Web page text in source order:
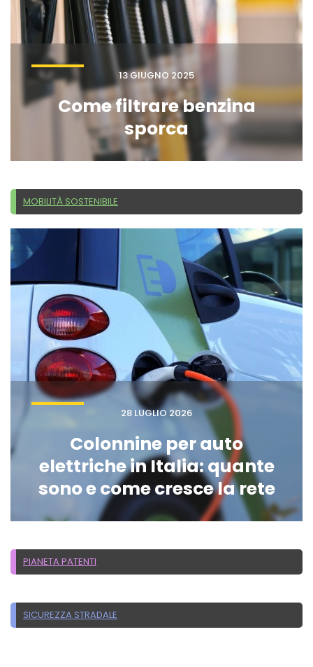
13 GIUGNO 2025
Come filtrare benzina
sporca
MOBILITÀ SOSTENIBILE
28 LUGLIO 2026
Colonnine per auto
elettriche in Italia: quante
sono e come cresce la rete
PIANETA PATENTI
SICUREZZA STRADALE